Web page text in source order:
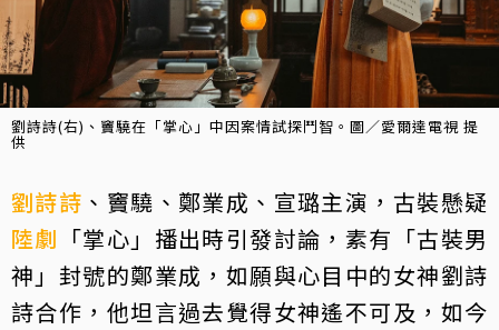
劉詩詩(右)、竇驍在「掌心」中因案情試探鬥智。圖／愛爾達電視 提
供
劉詩詩 、竇驍、鄭業成、宣璐主演，古裝懸疑
陸劇 「掌心」播出時引發討論，素有「古裝男
神」封號的鄭業成，如願與心目中的女神劉詩
詩合作，他坦言過去覺得女神遙不可及，如今